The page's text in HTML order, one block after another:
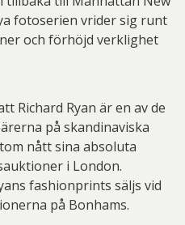
fotoserien vrider sig runt
och förhöjd verklighet
Richard Ryan är en av de
på skandinaviska
nått sina absoluta
i London.
fashionprints säljs vid
på Bonhams.